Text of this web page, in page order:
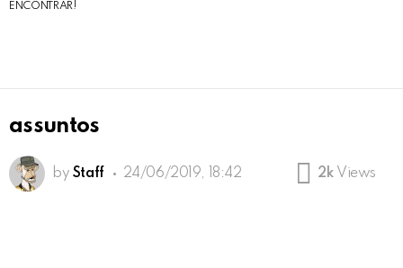
ENCONTRAR!
assuntos
by Staff 24/06/2019, 18:42 2k Views